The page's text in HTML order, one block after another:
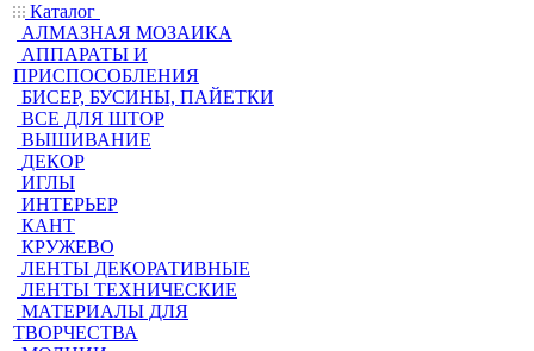
Каталог
АЛМАЗНАЯ МОЗАИКА
АППАРАТЫ И
ПРИСПОСОБЛЕНИЯ
БИСЕР, БУСИНЫ, ПАЙЕТКИ
ВСЕ ДЛЯ ШТОР
ВЫШИВАНИЕ
ДЕКОР
ИГЛЫ
ИНТЕРЬЕР
КАНТ
КРУЖЕВО
ЛЕНТЫ ДЕКОРАТИВНЫЕ
ЛЕНТЫ ТЕХНИЧЕСКИЕ
МАТЕРИАЛЫ ДЛЯ
ТВОРЧЕСТВА